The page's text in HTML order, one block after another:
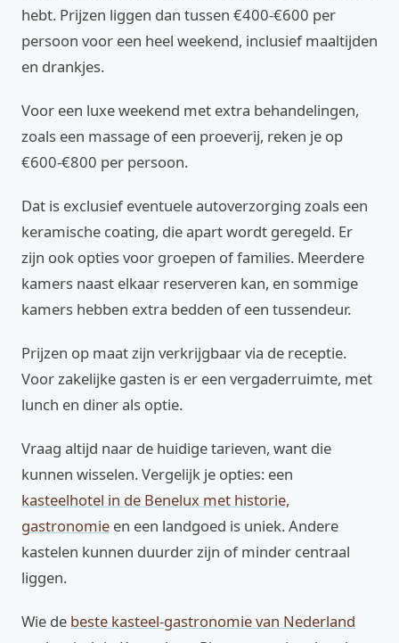
hebt. Prijzen liggen dan tussen €400-€600 per
persoon voor een heel weekend, inclusief maaltijden
en drankjes.
Voor een luxe weekend met extra behandelingen,
zoals een massage of een proeverij, reken je op
€600-€800 per persoon.
Dat is exclusief eventuele autoverzorging zoals een
keramische coating, die apart wordt geregeld. Er
zijn ook opties voor groepen of families. Meerdere
kamers naast elkaar reserveren kan, en sommige
kamers hebben extra bedden of een tussendeur.
Prijzen op maat zijn verkrijgbaar via de receptie.
Voor zakelijke gasten is er een vergaderruimte, met
lunch en diner als optie.
Vraag altijd naar de huidige tarieven, want die
kunnen wisselen. Vergelijk je opties: een
kasteelhotel in de Benelux met historie,
gastronomie en een landgoed is uniek. Andere
kastelen kunnen duurder zijn of minder centraal
liggen.
Wie de beste kasteel-gastronomie van Nederland